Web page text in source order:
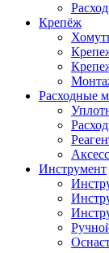
Крепёж
Расходные
Инструмент